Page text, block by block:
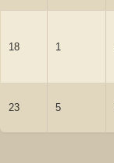
18 1
23 5